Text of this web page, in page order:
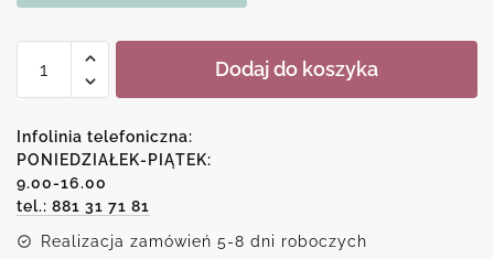
Tapeta
z
motywem
ciemnej
abstrakcji
Dodaj do koszyka
Infolinia telefoniczna:
PONIEDZIAŁEK-PIĄTEK:
9.00-16.00
tel.: 881 31 71 81
Realizacja zamówień 5-8 dni roboczych